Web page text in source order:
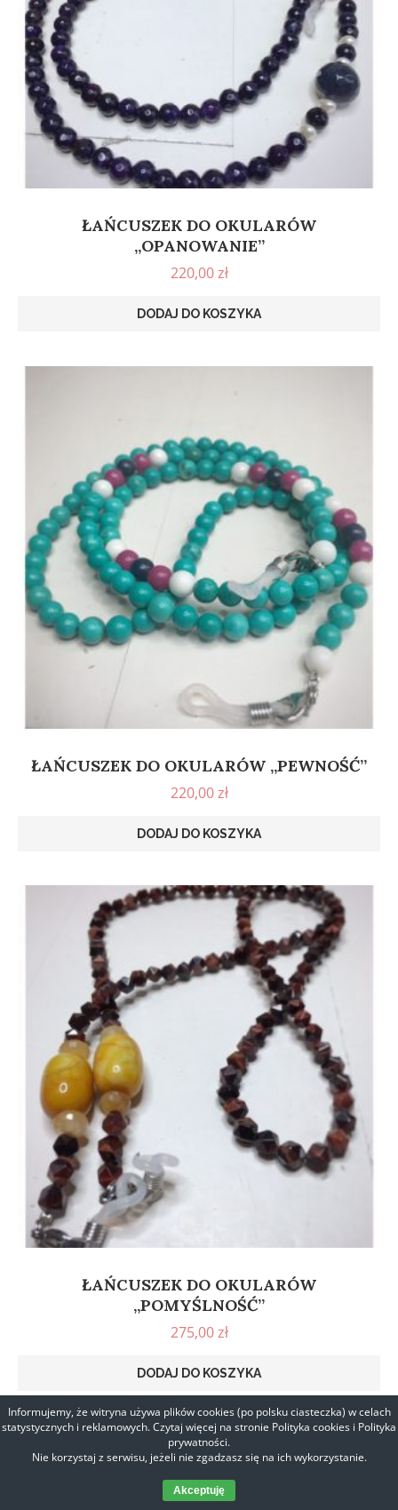
ŁAŃCUSZEK DO OKULARÓW
„OPANOWANIE”
220,00zł
DODAJ DO KOSZYKA
ŁAŃCUSZEK DO OKULARÓW „PEWNOŚĆ”
220,00zł
DODAJ DO KOSZYKA
ŁAŃCUSZEK DO OKULARÓW
„POMYŚLNOŚĆ”
275,00zł
DODAJ DO KOSZYKA
Informujemy, że witryna używa plików cookies (po polsku ciasteczka) w celach
statystycznych i reklamowych. Czytaj więcej na stronie Polityka cookies i Polityka
prywatności.
Nie korzystaj z serwisu, jeżeli nie zgadzasz się na ich wykorzystanie.
Akceptuję